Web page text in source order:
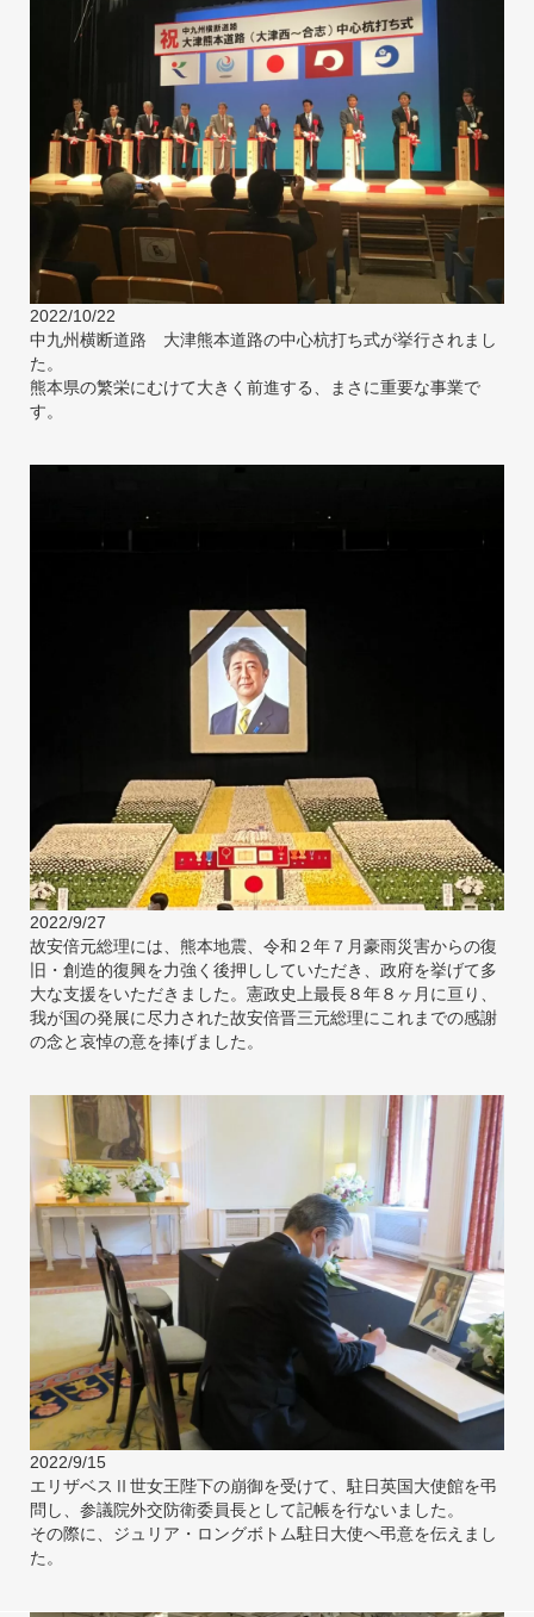
2022/10/22
中九州横断道路 大津熊本道路の中心杭打ち式が挙行されまし
た。
熊本県の繁栄にむけて大きく前進する、まさに重要な事業で
す。
2022/9/27
故安倍元総理には、熊本地震、令和２年７月豪雨災害からの復
旧・創造的復興を力強く後押ししていただき、政府を挙げて多
大な支援をいただきました。憲政史上最長８年８ヶ月に亘り、
我が国の発展に尽力された故安倍晋三元総理にこれまでの感謝
の念と哀悼の意を捧げました。
2022/9/15
エリザベスⅡ世女王陛下の崩御を受けて、駐日英国大使館を弔
問し、参議院外交防衛委員長として記帳を行ないました。
その際に、ジュリア・ロングボトム駐日大使へ弔意を伝えまし
た。